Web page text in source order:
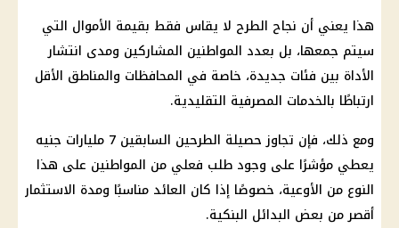
هذا يعني أن نجاح الطرح لا يقاس فقط بقيمة الأموال التي
سيتم جمعها، بل بعدد المواطنين المشاركين ومدى انتشار
الأداة بين فئات جديدة، خاصة في المحافظات والمناطق الأقل
ارتباطًا بالخدمات المصرفية التقليدية.
ومع ذلك، فإن تجاوز حصيلة الطرحين السابقين 7 مليارات جنيه
يعطي مؤشرًا على وجود طلب فعلي من المواطنين على هذا
النوع من الأوعية، خصوصًا إذا كان العائد مناسبًا ومدة الاستثمار
أقصر من بعض البدائل البنكية.